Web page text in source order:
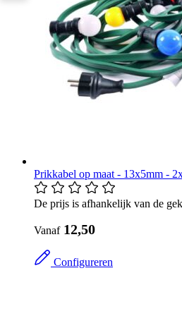
Prikkabel op maat - 13x5mm -
De prijs is afhankelijk van de
Vanaf​ 12,50
Configureren